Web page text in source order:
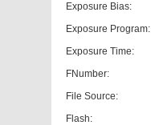
Exposure Bias:
Exposure Program:
Exposure Time:
FNumber:
File Source:
Flash: